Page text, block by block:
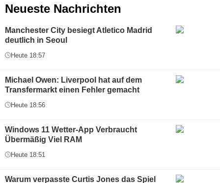
Neueste Nachrichten
Manchester City besiegt Atletico Madrid
deutlich in Seoul
Heute 18:57
Michael Owen: Liverpool hat auf dem
Transfermarkt einen Fehler gemacht
Heute 18:56
Windows 11 Wetter-App Verbraucht
Übermäßig Viel RAM
Heute 18:51
Warum verpasste Curtis Jones das Spiel